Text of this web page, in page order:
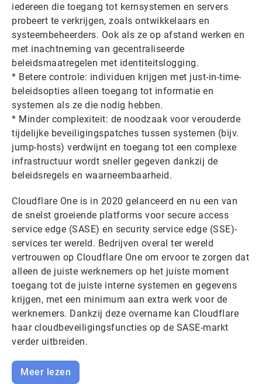
iedereen die toegang tot kernsystemen en servers
probeert te verkrijgen, zoals ontwikkelaars en
systeembeheerders. Ook als ze op afstand werken en
met inachtneming van gecentraliseerde
beleidsmaatregelen met identiteitslogging.
* Betere controle: individuen krijgen met just-in-time-
beleidsopties alleen toegang tot informatie en
systemen als ze die nodig hebben.
* Minder complexiteit: de noodzaak voor verouderde
tijdelijke beveiligingspatches tussen systemen (bijv.
jump-hosts) verdwijnt en toegang tot een complexe
infrastructuur wordt sneller gegeven dankzij de
beleidsregels en waarneembaarheid.
Cloudflare One is in 2020 gelanceerd en nu een van
de snelst groeiende platforms voor secure access
service edge (SASE) en security service edge (SSE)-
services ter wereld. Bedrijven overal ter wereld
vertrouwen op Cloudflare One om ervoor te zorgen dat
alleen de juiste werknemers op het juiste moment
toegang tot de juiste interne systemen en gegevens
krijgen, met een minimum aan extra werk voor de
werknemers. Dankzij deze overname kan Cloudflare
haar cloudbeveiligingsfuncties op de SASE-markt
verder uitbreiden.
Meer lezen